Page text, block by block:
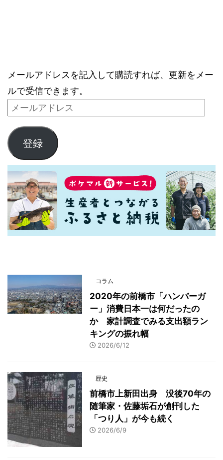
メールアドレスを記入して購読すれば、更新をメー
ルで受信できます。
登録
コラム
2020年の前橋市「ハンバーガ
ー」消費日本一は何だったの
か 家計調査でみる支出額ラン
キングの振れ幅
2026/6/12
歴史
前橋市上新田出身 没後70年の
随筆家・佐藤垢石が創刊した
「つり人」が今も続く
2026/6/9